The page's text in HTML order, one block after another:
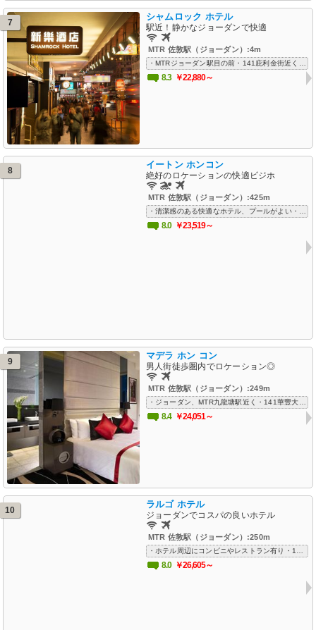
7
シャムロック ホテル
駅近！静かなジョーダンで快適
MTR 佐敦駅（ジョーダン）:4m
8.3 ￥22,880～
8
イートン ホンコン
絶好のロケーションの快適ビジホ
MTR 佐敦駅（ジョーダン）:425m
8.0 ￥23,519～
9
マデラ ホン コン
男人街徒歩圏内でロケーション◎
MTR 佐敦駅（ジョーダン）:249m
・ジョーダン、MTR九龍塘駅近く・141華豐大廈近く・新しい清潔でモダンな高級ホテル・部屋はそこそこ広く、清潔、明るく、モダン快適・スタッフのサービス良し・Wifiフリー、空港送迎対応ありで出張も快適
8.4 ￥24,051～
10
ラルゴ ホテル
ジョーダンでコスパの良いホテル
MTR 佐敦駅（ジョーダン）:250m
8.0 ￥26,605～